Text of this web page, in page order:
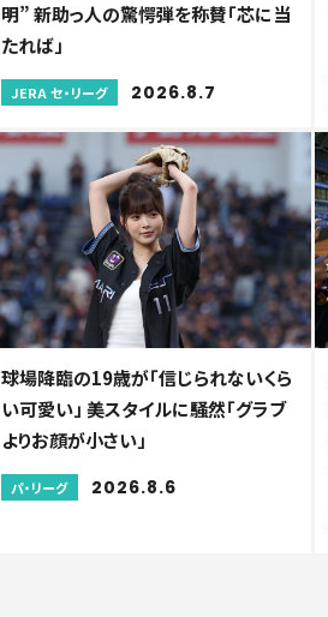
明” 新助っ人の驚愕弾を称賛「芯に当
たれば」
JERA セ・リーグ 2026.8.7
球場降臨の19歳が「信じられないくら
い可愛い」 美スタイルに騒然「グラブ
よりお顔が小さい」
パ・リーグ 2026.8.6